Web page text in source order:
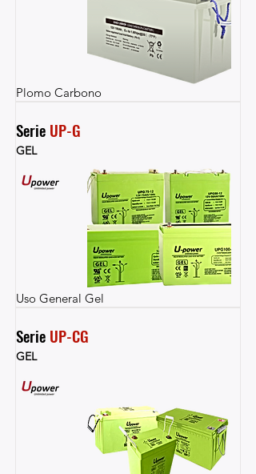
Plomo Carbono
Serie UP-G
GEL
Uso General Gel
Serie UP-CG
GEL